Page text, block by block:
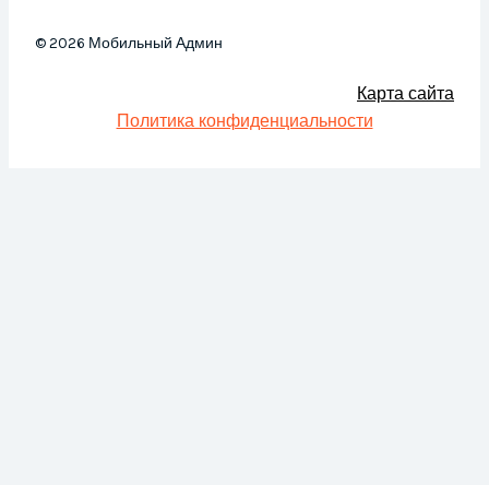
© 2026 Мобильный Админ
Карта сайта
Политика конфиденциальности